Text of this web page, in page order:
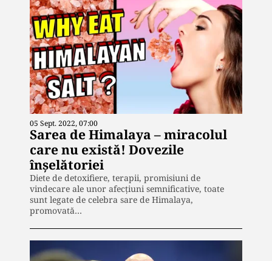
05 Sept. 2022, 07:00
Sarea de Himalaya – miracolul
care nu există! Dovezile
înșelătoriei
Diete de detoxifiere, terapii, promisiuni de
vindecare ale unor afecțiuni semnificative, toate
sunt legate de celebra sare de Himalaya,
promovată…